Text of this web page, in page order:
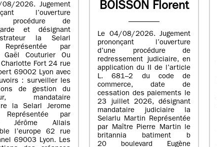
2026. Jugement
l’ouverture
procédure de
et désignant
la Selarl
par
Gaël Couturier Ou
Fort 24 rue
69002 Lyon avec
: surveiller les
de gestion du
mandataire
la Selarl Jerome
Représentée par
Jérôme Allais
l’europe 62 rue
69003 Lyon. Les
BOISSON Florent
Le 04/08/2026. Jugement
prononçant l’ouverture
d’une procédure de
redressement judiciaire, en
application du II de l’article
L. 681–2 du code de
commerce, date de
cessation des paiements le
23 juillet 2026, désignant
mandataire judiciaire la
Selarlu Martin Représentée
par Maître Pierre Martin le
britannia batiment b
20 boulevard Eugène